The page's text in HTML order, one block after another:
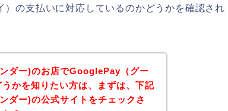
の支払いに対応しているのかどうかを確認され
ダー)のお店でGooglePay（グー
かを知りたい方は、まずは、下記
ダー)の公式サイトをチェックさ